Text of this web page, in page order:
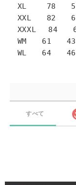
XL 78
XXL 82
XXXL 84
WM 61
WL 64
すべて